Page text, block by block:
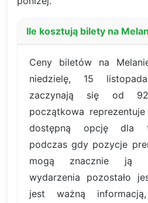
Ile kosztują bilety na
Ceny biletów na
niedzielę, 15
zaczynają się od
początkowa
dostępną opcję dla
podczas gdy pozycje
mogą znacznie ją
wydarzenia pozostało
jest ważną